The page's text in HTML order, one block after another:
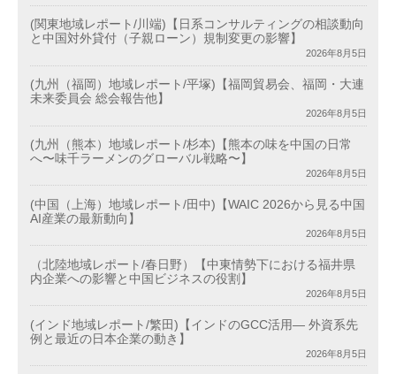
(関東地域レポート/川端)【日系コンサルティングの相談動向
と中国対外貸付（子親ローン）規制変更の影響】
2026年8月5日
(九州（福岡）地域レポート/平塚)【福岡貿易会、福岡・大連
未来委員会 総会報告他】
2026年8月5日
(九州（熊本）地域レポート/杉本)【熊本の味を中国の日常
へ〜味千ラーメンのグローバル戦略〜】
2026年8月5日
(中国（上海）地域レポート/田中)【WAIC 2026から見る中国
AI産業の最新動向】
2026年8月5日
（北陸地域レポート/春日野）【中東情勢下における福井県
内企業への影響と中国ビジネスの役割】
2026年8月5日
(インド地域レポート/繁田)【インドのGCC活用― 外資系先
例と最近の日本企業の動き】
2026年8月5日